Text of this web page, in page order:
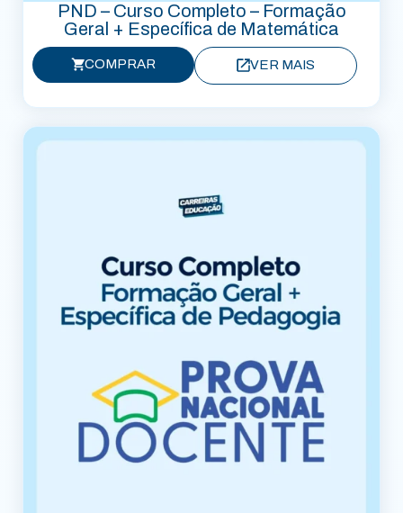
PND – Curso Completo – Formação
Geral + Específica de Matemática
COMPRAR VER MAIS